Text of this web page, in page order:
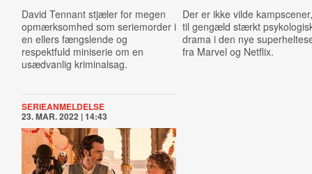
David Tennant stjæler for megen
opmærksomhed som seriemorder i
en ellers fængslende og
respektfuld miniserie om en
usædvanlig kriminalsag.
Der er ikke vilde
til gengæld stærkt
drama i den nye
fra Marvel og Netflix.
SERIEANMELDELSE
23. MAR. 2022 | 14:43